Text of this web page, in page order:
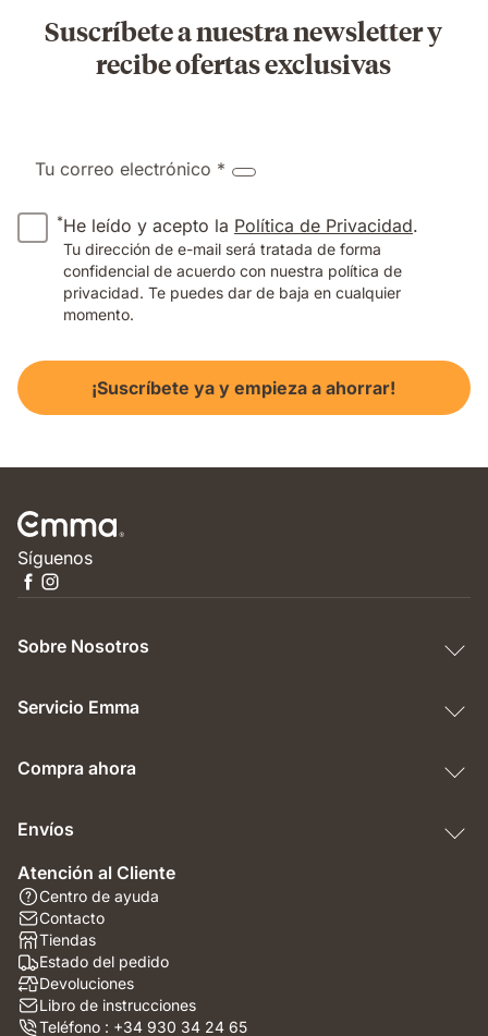
Suscríbete a nuestra newsletter y
recibe ofertas exclusivas
Tu correo electrónico *
*He leído y acepto la Política de Privacidad.
Tu dirección de e-mail será tratada de forma
confidencial de acuerdo con nuestra política de
privacidad. Te puedes dar de baja en cualquier
momento.
¡Suscríbete ya y empieza a ahorrar!
Síguenos
Sobre Nosotros
Servicio Emma
Compra ahora
Envíos
Atención al Cliente
Centro de ayuda
Contacto
Tiendas
Estado del pedido
Devoluciones
Libro de instrucciones
Teléfono : +34 930 34 24 65